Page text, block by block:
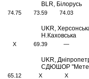
BLR, Білорусь
74.75 73.59 74.03
UKR,
Н.Каховська
X 69.39 —
UKR,
СДЮШОР
65.12 X X